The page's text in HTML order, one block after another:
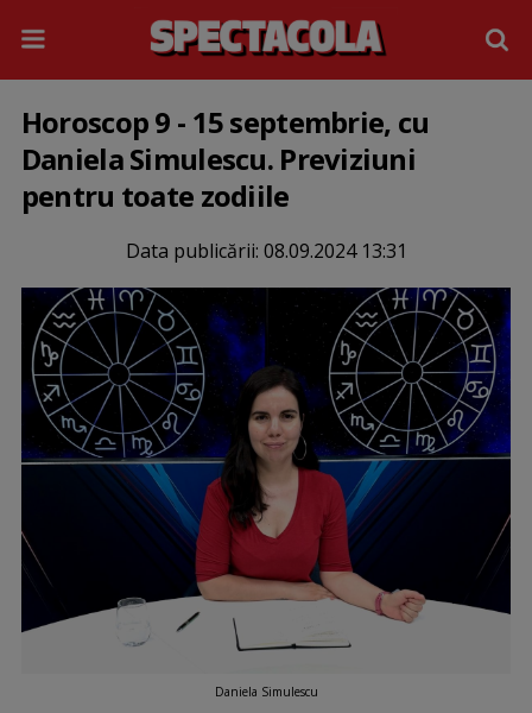
Horoscop 9 - 15 septembrie, cu
Daniela Simulescu. Previziuni
pentru toate zodiile
Data publicării: 08.09.2024 13:31
Daniela Simulescu